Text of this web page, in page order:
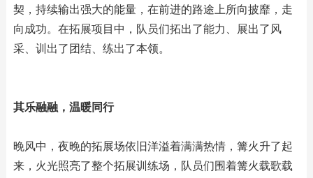
契，持续输出强大的能量，在前进的路途上所向披靡，走
向成功。在拓展项目中，队员们拓出了能力、展出了风
采、训出了团结、练出了本领。
其乐融融，温暖同行
晚风中，夜晚的拓展场依旧洋溢着满满热情，篝火升了起
来，火光照亮了整个拓展训练场，队员们围着篝火载歌载